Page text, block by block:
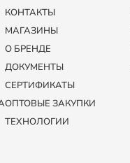
КОНТАКТЫ
МАГАЗИНЫ
О БРЕНДЕ
ДОКУМЕНТЫ
СЕРТИФИКАТЫ
ОПТОВЫЕ ЗАКУПКИ
ТЕХНОЛОГИИ